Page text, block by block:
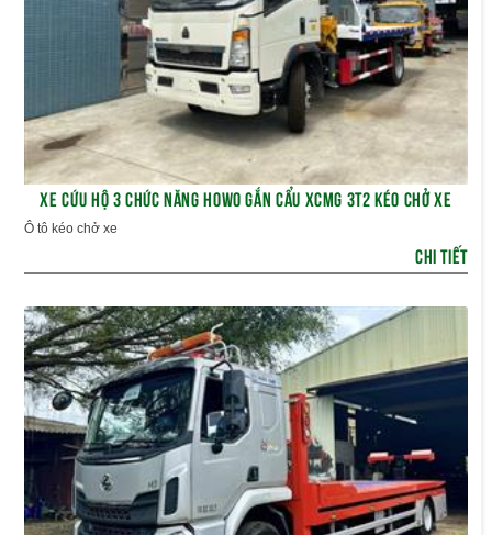
XE CỨU HỘ 3 CHỨC NĂNG HOWO GẮN CẨU XCMG 3T2 KÉO CHỞ XE
Ô tô kéo chở xe
CHI TIẾT